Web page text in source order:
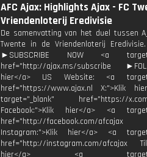
AFC Ajax: Highlights Ajax - FC
Vriendenloterij Eredivisie
De samenvatting van het duel tussen
Twente in de Vriendenloterij
►SUBSCRIBE NOW <a
href="http://ajax.ms/subscribe
hier</a> US Website: <a
href="https://www.ajax.nl X:">Klik
target="_blank" href="https://x.com/
Facebook:">Klik hier</a> <a
href="http://facebook.com/afcajax
Instagram:">Klik hier</a> <a
href="http://instagram.com/afcajax
hier</a> <a